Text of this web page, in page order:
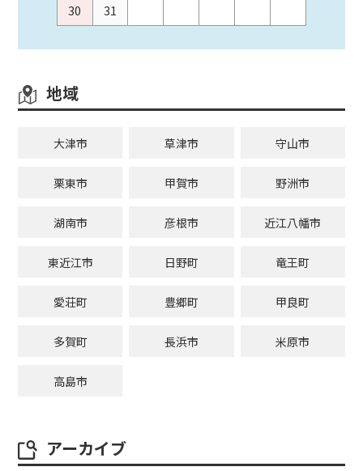
30
31
地域
大津市 草津市 守山市
栗東市 甲賀市 野洲市
湖南市 彦根市 近江八幡市
東近江市 日野町 竜王町
愛荘町 豊郷町 甲良町
多賀町 長浜市 米原市
高島市
アーカイブ